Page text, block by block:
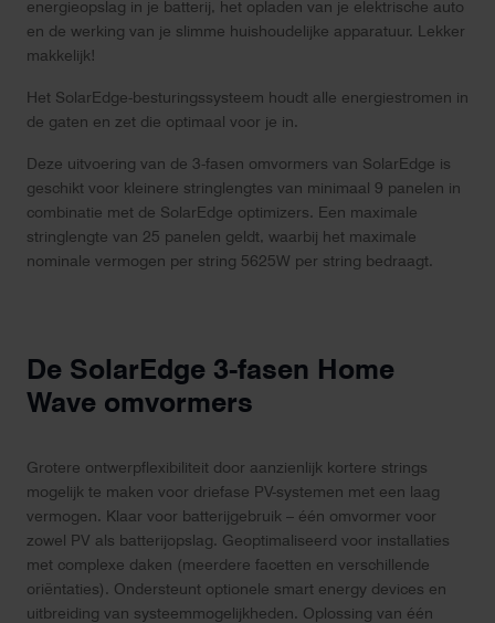
energieopslag in je batterij, het opladen van je elektrische auto
en de werking van je slimme huishoudelijke apparatuur. Lekker
makkelijk!
Het SolarEdge-besturingssysteem houdt alle energiestromen in
de gaten en zet die optimaal voor je in.
Deze uitvoering van de 3-fasen omvormers van SolarEdge is
geschikt voor kleinere stringlengtes van minimaal 9 panelen in
combinatie met de SolarEdge optimizers. Een maximale
stringlengte van 25 panelen geldt, waarbij het maximale
nominale vermogen per string 5625W per string bedraagt.
De SolarEdge 3-fasen Home
Wave omvormers
Grotere ontwerpflexibiliteit door aanzienlijk kortere strings
mogelijk te maken voor driefase PV-systemen met een laag
vermogen. Klaar voor batterijgebruik – één omvormer voor
zowel PV als batterijopslag. Geoptimaliseerd voor installaties
met complexe daken (meerdere facetten en verschillende
oriëntaties). Ondersteunt optionele smart energy devices en
uitbreiding van systeemmogelijkheden. Oplossing van één